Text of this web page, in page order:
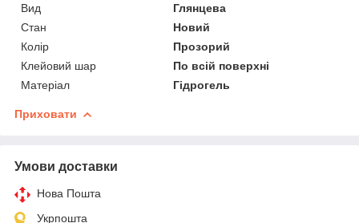
Вид
Глянцева
Стан
Новий
Колір
Прозорий
Клейовий шар
По всій поверхні
Матеріал
Гідрогель
Приховати
Умови доставки
Нова Пошта
Укрпошта